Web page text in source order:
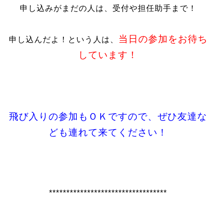
申し込みがまだの人は、受付や担任助手まで！
申し込んだよ！という人は、 当日の参加をお待ち
しています！
飛び入りの参加もＯＫですので、ぜひ友達な
ども連れて来てください！
**********************************